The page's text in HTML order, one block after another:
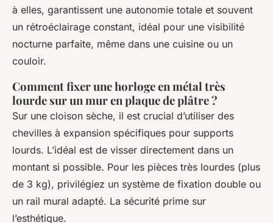
à elles, garantissent une autonomie totale et souvent
un rétroéclairage constant, idéal pour une visibilité
nocturne parfaite, même dans une cuisine ou un
couloir.
Comment fixer une horloge en métal très
lourde sur un mur en plaque de plâtre ?
Sur une cloison sèche, il est crucial d’utiliser des
chevilles à expansion spécifiques pour supports
lourds. L’idéal est de visser directement dans un
montant si possible. Pour les pièces très lourdes (plus
de 3 kg), privilégiez un système de fixation double ou
un rail mural adapté. La sécurité prime sur
l’esthétique.